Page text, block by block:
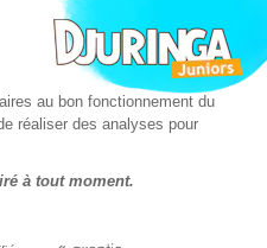
Tous droits réservés
141 386 033
au bon fonctionnement du
réaliser des analyses pour
à tout moment.